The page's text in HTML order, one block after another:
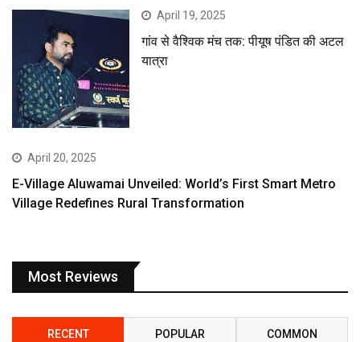
April 19, 2025
गांव से वैश्विक मंच तक: पीयूष पंडित की अटल
यात्रा
April 20, 2025
E-Village Aluwamai Unveiled: World’s First Smart Metro
Village Redefines Rural Transformation
Most Reviews
RECENT POPULAR COMMON